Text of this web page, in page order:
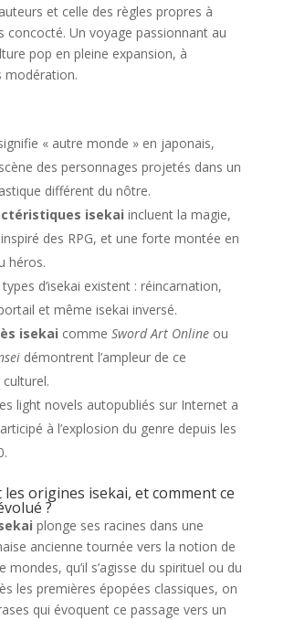
et celle des règles propres à
concocté. Un voyage passionnant au
pop en pleine expansion, à
modération.
« autre monde » en japonais,
des personnages projetés dans un
différent du nôtre.
isekai incluent la magie,
des RPG, et une forte montée en
héros.
d’isekai existent : réincarnation,
et même isekai inversé.
isekai comme Sword Art Onlineou
démontrent l’ampleur de ce
light novels autopubliés sur Internet a
à l’explosion du genre depuis les
origines isekai, et comment ce
?
plonge ses racines dans une
ancienne tournée vers la notion de
qu’il s’agisse du spirituel ou du
les premières épopées classiques, on
qui évoquent ce passage vers un